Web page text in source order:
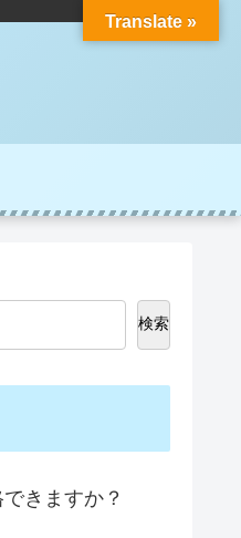
検索
きますか？
Translate »